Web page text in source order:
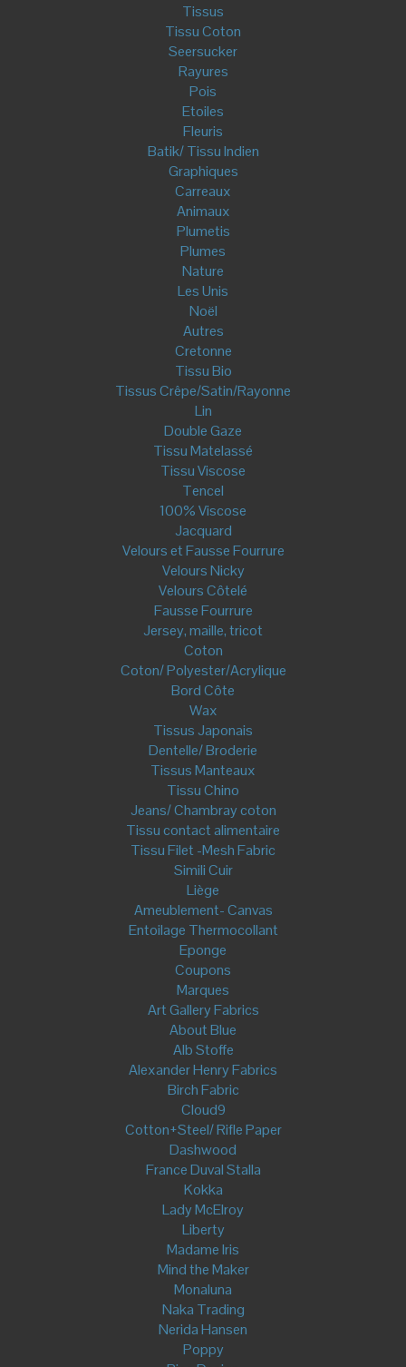
Tissus
Tissu Coton
Seersucker
Rayures
Pois
Etoiles
Fleuris
Batik/ Tissu Indien
Graphiques
Carreaux
Animaux
Plumetis
Plumes
Nature
Les Unis
Noël
Autres
Cretonne
Tissu Bio
Tissus Crêpe/Satin/Rayonne
Lin
Double Gaze
Tissu Matelassé
Tissu Viscose
Tencel
100% Viscose
Jacquard
Velours et Fausse Fourrure
Velours Nicky
Velours Côtelé
Fausse Fourrure
Jersey, maille, tricot
Coton
Coton/ Polyester/Acrylique
Bord Côte
Wax
Tissus Japonais
Dentelle/ Broderie
Tissus Manteaux
Tissu Chino
Jeans/ Chambray coton
Tissu contact alimentaire
Tissu Filet -Mesh Fabric
Simili Cuir
Liège
Ameublement- Canvas
Entoilage Thermocollant
Eponge
Coupons
Marques
Art Gallery Fabrics
About Blue
Alb Stoffe
Alexander Henry Fabrics
Birch Fabric
Cloud9
Cotton+Steel/ Rifle Paper
Dashwood
France Duval Stalla
Kokka
Lady McElroy
Liberty
Madame Iris
Mind the Maker
Monaluna
Naka Trading
Nerida Hansen
Poppy